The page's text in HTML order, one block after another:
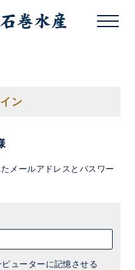
ン
メールアドレスとパスワー
ューターに記憶させる